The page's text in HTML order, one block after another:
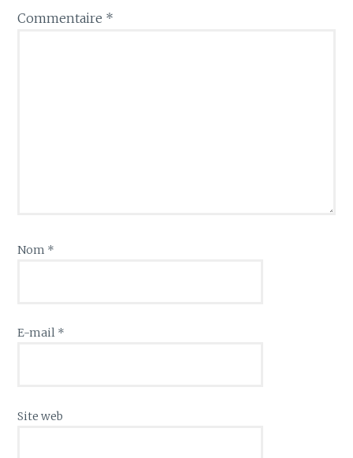
Commentaire *
Nom *
E-mail *
Site web